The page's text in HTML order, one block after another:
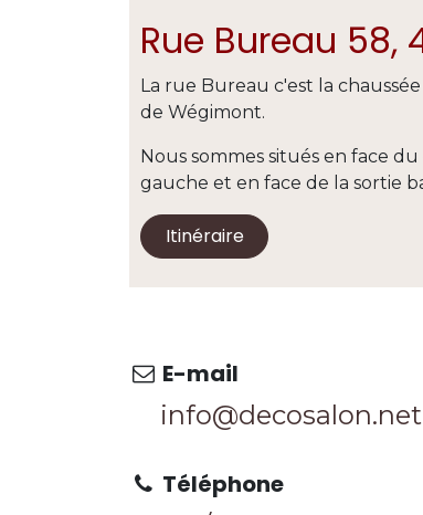
Rue Bureau 58,
La rue Bureau c'est la
de Wégimont.
Nous sommes situés en face
gauche et en face de la sortie
Itinéraire
Téléphone
E-mail
info@decosalon.net